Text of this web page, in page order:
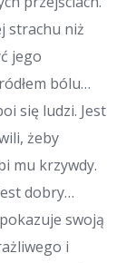
strachu niż
jego
bólu…
się ludzi. Jest
żeby
mu krzywdy.
dobry…
swoją
i